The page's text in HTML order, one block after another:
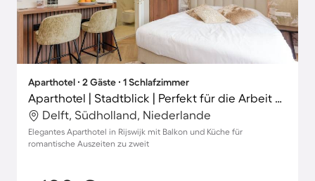
Aparthotel ∙ 2 Gäste ∙ 1 Schlafzimmer
Aparthotel | Stadtblick | Perfekt für die Arbeit von Zuhause
Delft, Südholland, Niederlande
Elegantes Aparthotel in Rijswijk mit Balkon und Küche für
romantische Auszeiten zu zweit